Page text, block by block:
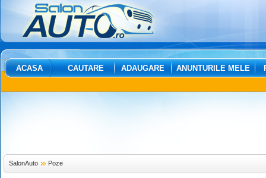
ACASA CAUTARE ADAUGARE ANUNTURILE MELE
SalonAuto Poze